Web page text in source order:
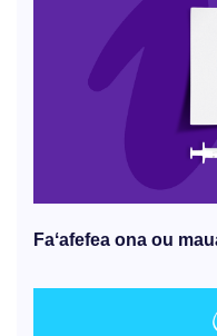
Faʻafefea ona ou